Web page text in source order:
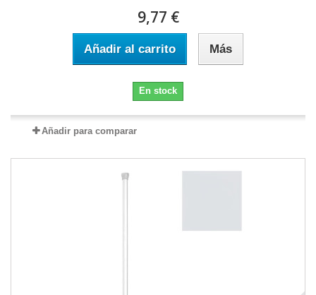
9,77 €
Añadir al carrito Más
En stock
Añadir para comparar